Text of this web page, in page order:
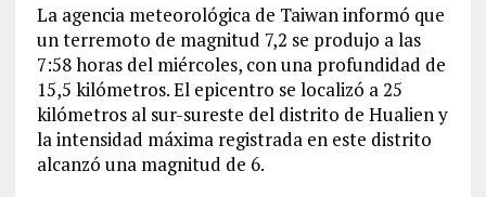
La agencia meteorológica de Taiwan informó que
un terremoto de magnitud 7,2 se produjo a las
7:58 horas del miércoles, con una profundidad de
15,5 kilómetros. El epicentro se localizó a 25
kilómetros al sur-sureste del distrito de Hualien y
la intensidad máxima registrada en este distrito
alcanzó una magnitud de 6.